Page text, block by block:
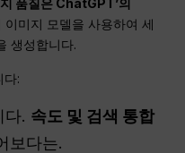
품질은 ChatGPT’의
미지 모델을 사용하여 세
생성합니다.
:
다. 속도 및 검색 통합
보다는.